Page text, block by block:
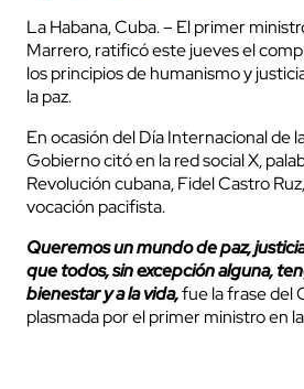
La Habana, Cuba. – El primer
Marrero, ratificó este jueves el
los principios de humanismo y
la paz.
En ocasión del Día Internacional de
Gobierno citó en la red social X,
Revolución cubana, Fidel Castro
vocación pacifista.
Queremos un mundo de paz,
que todos, sin excepción alguna,
bienestar y a la vida,fue la frase del
plasmada por el primer ministro en